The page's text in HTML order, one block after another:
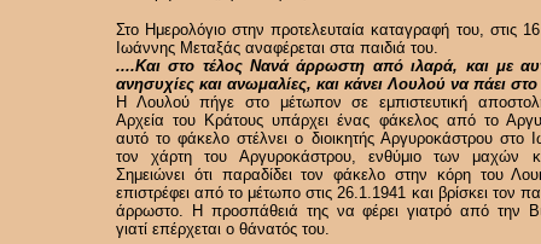
Στο Ημερολόγιο στην προτελευταία καταγραφή του, στις
Ιωάννης Μεταξάς αναφέρεται στα παιδιά του.
....Και στο τέλος Νανά άρρωστη από ιλαρά, και με
ανησυχίες και ανωμαλίες, και κάνει Λουλού να πάει
Η Λουλού πήγε στο μέτωπον σε εμπιστευτική
Αρχεία του Κράτους υπάρχει ένας φάκελος από το
αυτό το φάκελο στέλνει ο διοικητής Αργυροκάστρου στο
τον χάρτη του Αργυροκάστρου, ενθύμιο των μαχών
Σημειώνει ότι παραδίδει τον φάκελο στην κόρη του
επιστρέφει από το μέτωπο στις 26.1.1941 και βρίσκει τον
άρρωστο. Η προσπάθειά της να φέρει γιατρό από την
γιατί επέρχεται ο θάνατός του.